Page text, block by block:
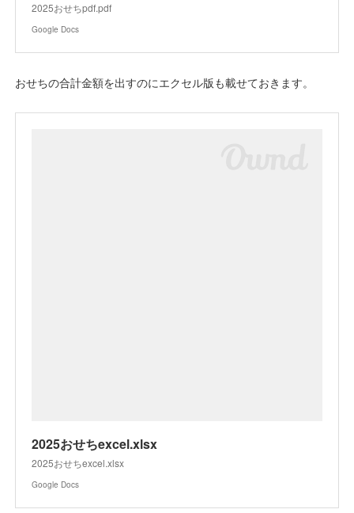
2025おせちpdf.pdf
Google Docs
おせちの合計金額を出すのにエクセル版も載せておきます。
2025おせちexcel.xlsx
2025おせちexcel.xlsx
Google Docs